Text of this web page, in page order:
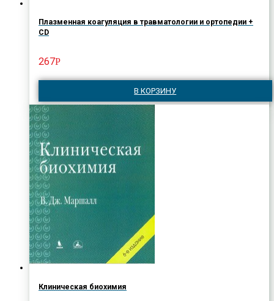
Плазменная коагуляция в травматологии и ортопедии +
CD
267Р
В КОРЗИНУ
Клиническая биохимия